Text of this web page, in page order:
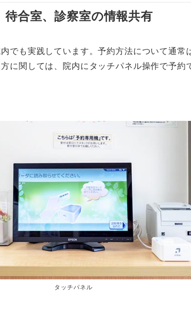
合室、診察室の情報共有
でも実践しています。予約方法について通常
に関しては、院内にタッチパネル操作で予約
タッチパネル